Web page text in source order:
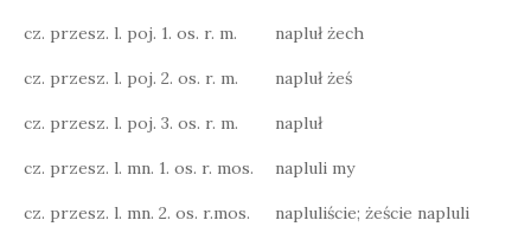
cz. przesz. l. poj. 1. os. r. m. napluł żech
cz. przesz. l. poj. 2. os. r. m. napluł żeś
cz. przesz. l. poj. 3. os. r. m. napluł
cz. przesz. l. mn. 1. os. r. mos. napluli my
cz. przesz. l. mn. 2. os. r.mos. napluliście; żeście napluli